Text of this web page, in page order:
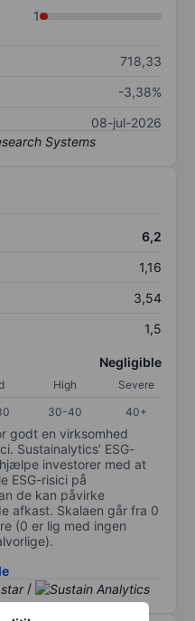
1
718,33
-3,38%
08-jul-2026
6,2
1,16
3,54
1,5
Negligible
High
Severe
30-40 40+
godt en virksomhed
Sustainalytics’ ESG-
investorer med at
ESG-risici på
de kan påvirke
afkast. Skalaen går fra 0
(0 er lig med ingen
/